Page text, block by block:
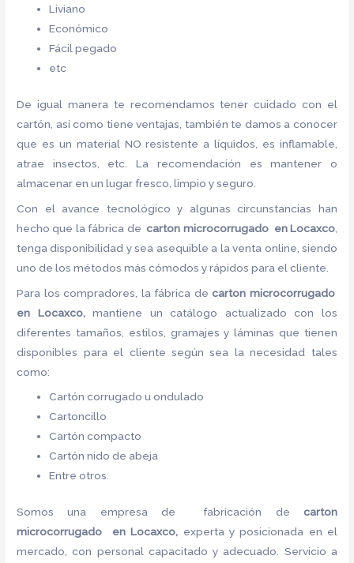
Liviano
Económico
Fácil pegado
etc
De igual manera te recomendamos tener cuidado con el
cartón, así como tiene ventajas, también te damos a conocer
que es un material NO resistente a líquidos, es inflamable,
atrae insectos, etc. La recomendación es mantener o
almacenar en un lugar fresco, limpio y seguro.
Con el avance tecnológico y algunas circunstancias han
hecho que la fábrica decarton microcorrugado en Locaxco,
tenga disponibilidad y sea asequible a la venta online, siendo
uno de los métodos más cómodos y rápidos para el cliente.
Para los compradores, la fábrica decarton microcorrugado
en Locaxco,mantiene un catálogo actualizado con los
diferentes tamaños, estilos, gramajes y láminas que tienen
disponibles para el cliente según sea la necesidad tales
como:
Cartón corrugado u ondulado
Cartoncillo
Cartón compacto
Cartón nido de abeja
Entre otros.
Somos una empresa de fabricación de carton
microcorrugado en Locaxco, experta y posicionada en el
mercado, con personal capacitado y adecuado. Servicio a